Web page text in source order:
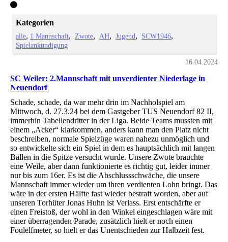
Kategorien
alle 1 Mannschaft Zwote AH Jugend
SCW1946
Spielankündigung
16.04.2024
SC Weiler: 2.Mannschaft mit unverdienter Niederlage in
Neuendorf
Schade, schade, da war mehr drin im Nachholspiel am
Mittwoch, d. 27.3.24 bei dem Gastgeber TUS Neuendorf 82 II,
immerhin Tabellendritter in der Liga. Beide Teams mussten mit
einem „Acker“ klarkommen, anders kann man den Platz nicht
beschreiben, normale Spielzüge waren nahezu unmöglich und
so entwickelte sich ein Spiel in dem es hauptsächlich mit langen
Bällen in die Spitze versucht wurde. Unsere Zwote brauchte
eine Weile, aber dann funktionierte es richtig gut, leider immer
nur bis zum 16er. Es ist die Abschlussschwäche, die unsere
Mannschaft immer wieder um ihren verdienten Lohn bringt. Das
wäre in der ersten Hälfte fast wieder bestraft worden, aber auf
unseren Torhüter Jonas Huhn ist Verlass. Erst entschärfte er
einen Freistoß, der wohl in den Winkel eingeschlagen wäre mit
einer überragenden Parade, zusätzlich hielt er noch einen
Foulelfmeter, so hielt er das Unentschieden zur Halbzeit fest.